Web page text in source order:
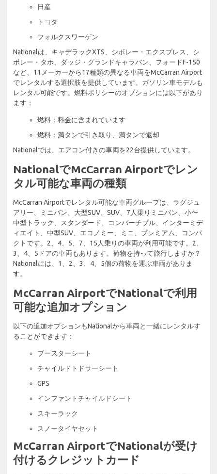
日産
トヨタ
フォルクスワーゲン
Nationalは、キャデラックXTS、シボレー・エクスプレス、シ
ボレー・タホ、ダッジ・グランドキャラバン、フォードF-150
など、11メーカーから17種類の異なる車両をMcCarran Airport
でレンタルする選択肢を提供しています。ガソリン車モデルも
レンタル可能です。燃料ポリシーのオプションには以下があり
ます：
燃料：料金に含まれています
燃料：満タンで引き取り、満タンで返却
Nationalでは、エアコン付きの車両を22台提供しています。
NationalでMcCarran Airportでレン
タル可能な車両の種類
McCarran Airportでレンタル可能な車両グループは、ラグジュ
アリー、ミニバン、大型SUV、SUV、7人乗りミニバン、小〜
中型トラック、スタンダード、コンバーチブル、インターミデ
ィエイト、中型SUV、エコノミー、ミニ、プレミアム、コンパ
クトです。2、4、5、7、15人乗りの車両が利用可能です。2、
3、4、5ドアの車両もあります。荷物を持って旅行しますか？
Nationalには、1、2、3、4、5個の荷物を運ぶ車両がありま
す。
McCarran AirportでNationalで利用
可能な追加オプション
以下の追加オプションもNationalから車両と一緒にレンタルす
ることができます：
ブースターシート
チャイルドトドラーシート
GPS
インファントチャイルドシート
スキーラック
スノータイヤセット
McCarran AirportでNationalが受け
付けるクレジットカード